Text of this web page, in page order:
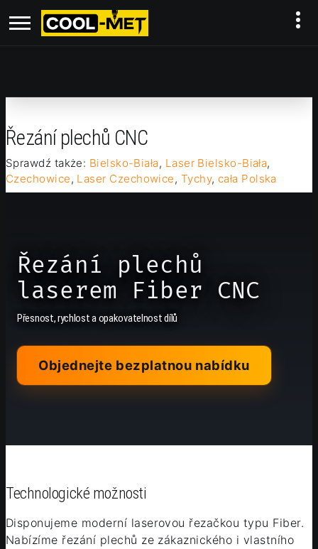
Řezání plechů CNC
Sprawdź także: Bielsko-Biała, Laser Bielsko-Biała,
Czechowice, Laser Czechowice, Tychy, cała Polska
Řezání plechů
laserem Fiber CNC
Přesnost, rychlost a opakovatelnost dílů
Objednejte bezplatnou nabídku
Technologické možnosti
Disponujeme moderní laserovou řezačkou typu Fiber.
Nabízíme řezání plechů ze zákaznického i vlastního